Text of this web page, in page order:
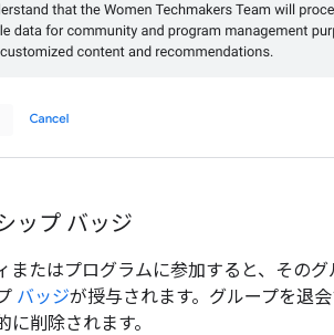
ップ バッジ
またはプログラムに参加すると、その
バッジが授与されます。グループを退
に削除されます。